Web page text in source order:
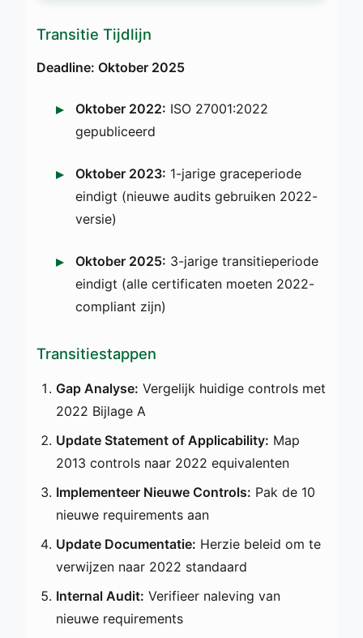
Transitie Tijdlijn
Deadline: Oktober 2025
Oktober 2022: ISO 27001:2022
gepubliceerd
Oktober 2023: 1-jarige graceperiode
eindigt (nieuwe audits gebruiken 2022-
versie)
Oktober 2025: 3-jarige transitieperiode
eindigt (alle certificaten moeten 2022-
compliant zijn)
Transitiestappen
Gap Analyse: Vergelijk huidige controls met
2022 Bijlage A
Update Statement of Applicability: Map
2013 controls naar 2022 equivalenten
Implementeer Nieuwe Controls: Pak de 10
nieuwe requirements aan
Update Documentatie: Herzie beleid om te
verwijzen naar 2022 standaard
Internal Audit: Verifieer naleving van
nieuwe requirements